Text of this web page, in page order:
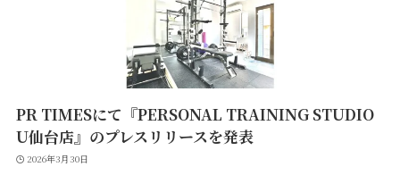
PR TIMESにて『PERSONAL TRAINING STUDIO
U仙台店』のプレスリリースを発表
2026年3月30日